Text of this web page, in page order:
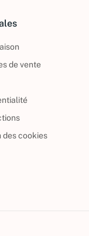
de vente
des cookies